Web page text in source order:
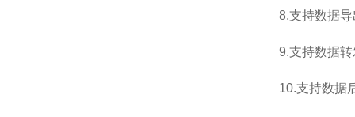
8.支持数据
9.支持数据
10.支持数据